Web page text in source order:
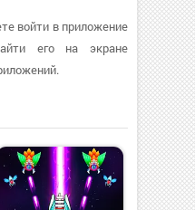
войти в приложение
его на экране